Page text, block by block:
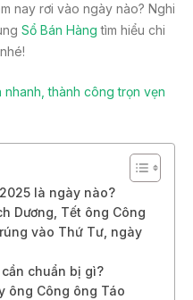
nay rơi vào ngày nào? Nghi
Sổ Bán Hàng tìm hiểu chi
nhanh, thành công trọn vẹn
là ngày nào?
Dương, Tết ông Công
vào Thứ Tư, ngày
chuẩn bị gì?
ông Công ông Táo